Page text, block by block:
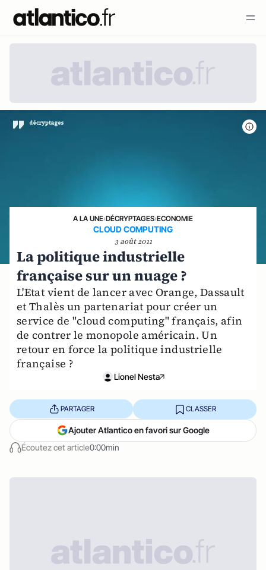
A LA UNE›DÉCRYPTAGES›ECONOMIE
CLOUD COMPUTING
3 août 2011
La politique industrielle
française sur un nuage ?
L'Etat vient de lancer avec Orange, Dassault
et Thalès un partenariat pour créer un
service de "cloud computing" français, afin
de contrer le monopole américain. Un
retour en force la politique industrielle
française ?
Lionel Nesta
Écoutez cet article0:00min
PARTAGER CLASSER
Ajouter Atlantico en favori sur Google